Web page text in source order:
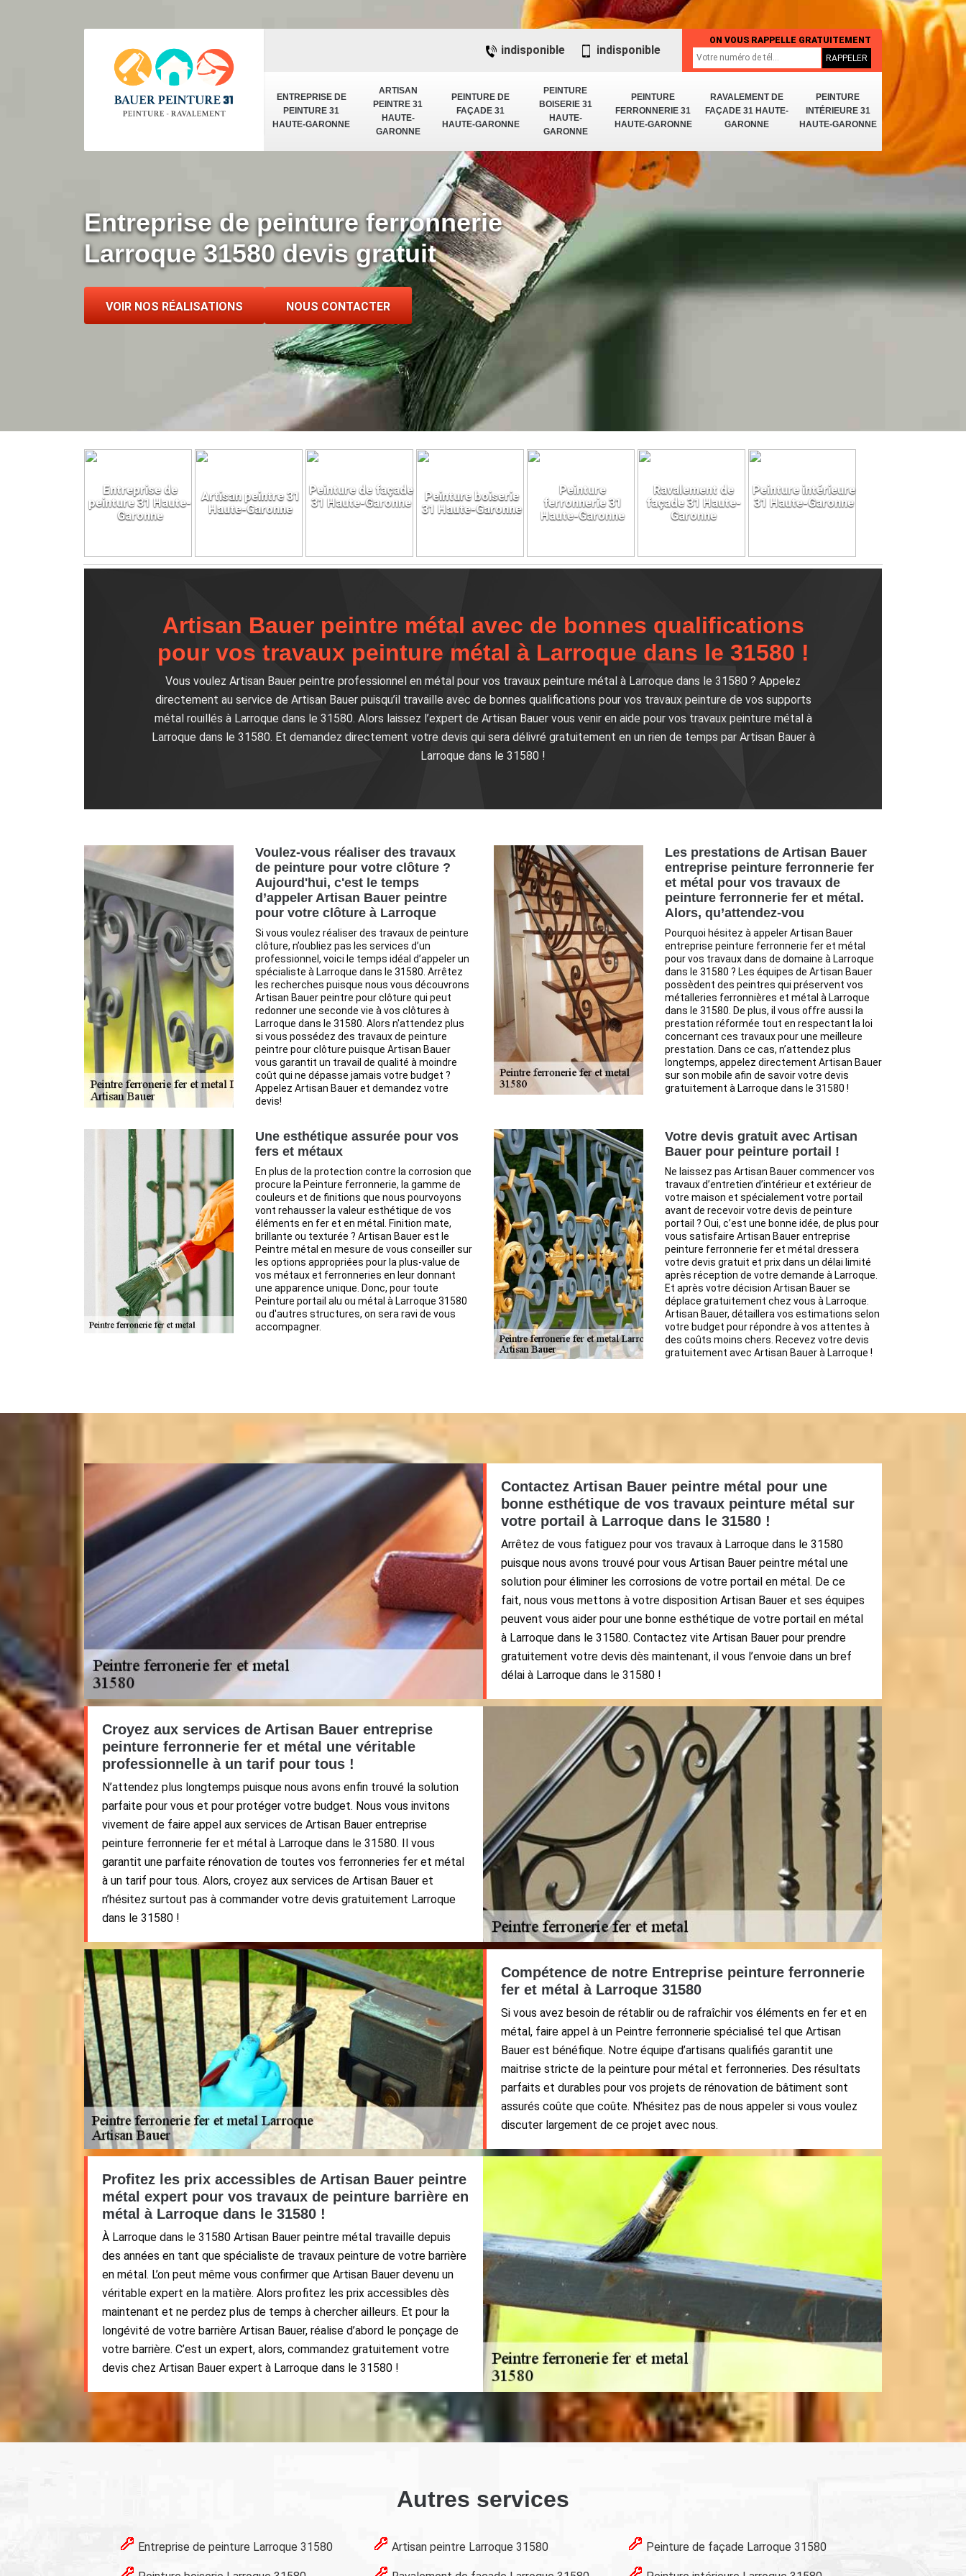
ENTREPRISE DE
PEINTURE 31
HAUTE-GARONNE
ARTISAN
PEINTRE 31
HAUTE-
GARONNE
PEINTURE DE
FAÇADE 31
HAUTE-GARONNE
PEINTURE
BOISERIE 31
HAUTE-
GARONNE
PEINTURE
FERRONNERIE 31
HAUTE-GARONNE
RAVALEMENT DE
FAÇADE 31 HAUTE-
GARONNE
PEINTURE
INTÉRIEURE 31
HAUTE-GARONNE
indisponible indisponible
ON VOUS RAPPELLE GRATUITEMENT
Entreprise de peinture ferronnerie
Larroque 31580 devis gratuit
VOIR NOS RÉALISATIONS NOUS CONTACTER
Entreprise de
peinture 31 Haute-
Garonne
Artisan peintre 31
Haute-Garonne
Peinture de façade
31 Haute-Garonne
Peinture boiserie
31 Haute-Garonne
Peinture
ferronnerie 31
Haute-Garonne
Ravalement de
façade 31 Haute-
Garonne
Peinture intérieure
31 Haute-Garonne
Artisan Bauer peintre métal avec de bonnes qualifications
pour vos travaux peinture métal à Larroque dans le 31580 !
Vous voulez Artisan Bauer peintre professionnel en métal pour vos travaux peinture métal à Larroque dans le 31580 ? Appelez
directement au service de Artisan Bauer puisqu’il travaille avec de bonnes qualifications pour vos travaux peinture de vos supports
métal rouillés à Larroque dans le 31580. Alors laissez l’expert de Artisan Bauer vous venir en aide pour vos travaux peinture métal à
Larroque dans le 31580. Et demandez directement votre devis qui sera délivré gratuitement en un rien de temps par Artisan Bauer à
Larroque dans le 31580 !
Voulez-vous réaliser des travaux
de peinture pour votre clôture ?
Aujourd'hui, c'est le temps
d’appeler Artisan Bauer peintre
pour votre clôture à Larroque
Si vous voulez réaliser des travaux de peinture
clôture, n’oubliez pas les services d’un
professionnel, voici le temps idéal d’appeler un
spécialiste à Larroque dans le 31580. Arrêtez
les recherches puisque nous vous découvrons
Artisan Bauer peintre pour clôture qui peut
redonner une seconde vie à vos clôtures à
Larroque dans le 31580. Alors n'attendez plus
si vous possédez des travaux de peinture
peintre pour clôture puisque Artisan Bauer
vous garantit un travail de qualité à moindre
coût qui ne dépasse jamais votre budget ?
Appelez Artisan Bauer et demandez votre
devis!
Les prestations de Artisan Bauer
entreprise peinture ferronnerie fer
et métal pour vos travaux de
peinture ferronnerie fer et métal.
Alors, qu’attendez-vou
Pourquoi hésitez à appeler Artisan Bauer
entreprise peinture ferronnerie fer et métal
pour vos travaux dans de domaine à Larroque
dans le 31580 ? Les équipes de Artisan Bauer
possèdent des peintres qui préservent vos
métalleries ferronnières et métal à Larroque
dans le 31580. De plus, il vous offre aussi la
prestation réformée tout en respectant la loi
concernant ces travaux pour une meilleure
prestation. Dans ce cas, n’attendez plus
longtemps, appelez directement Artisan Bauer
sur son mobile afin de savoir votre devis
gratuitement à Larroque dans le 31580 !
Une esthétique assurée pour vos
fers et métaux
En plus de la protection contre la corrosion que
procure la Peinture ferronnerie, la gamme de
couleurs et de finitions que nous pourvoyons
vont rehausser la valeur esthétique de vos
éléments en fer et en métal. Finition mate,
brillante ou texturée ? Artisan Bauer est le
Peintre métal en mesure de vous conseiller sur
les options appropriées pour la plus-value de
vos métaux et ferronneries en leur donnant
une apparence unique. Donc, pour toute
Peinture portail alu ou métal à Larroque 31580
ou d'autres structures, on sera ravi de vous
accompagner.
Votre devis gratuit avec Artisan
Bauer pour peinture portail !
Ne laissez pas Artisan Bauer commencer vos
travaux d’entretien d’intérieur et extérieur de
votre maison et spécialement votre portail
avant de recevoir votre devis de peinture
portail ? Oui, c’est une bonne idée, de plus pour
vous satisfaire Artisan Bauer entreprise
peinture ferronnerie fer et métal dressera
votre devis gratuit et prix dans un délai limité
après réception de votre demande à Larroque.
Et après votre décision Artisan Bauer se
déplace gratuitement chez vous à Larroque.
Artisan Bauer, détaillera vos estimations selon
votre budget pour répondre à vos attentes à
des coûts moins chers. Recevez votre devis
gratuitement avec Artisan Bauer à Larroque !
Contactez Artisan Bauer peintre métal pour une
bonne esthétique de vos travaux peinture métal sur
votre portail à Larroque dans le 31580 !
Arrêtez de vous fatiguez pour vos travaux à Larroque dans le 31580
puisque nous avons trouvé pour vous Artisan Bauer peintre métal une
solution pour éliminer les corrosions de votre portail en métal. De ce
fait, nous vous mettons à votre disposition Artisan Bauer et ses équipes
peuvent vous aider pour une bonne esthétique de votre portail en métal
à Larroque dans le 31580. Contactez vite Artisan Bauer pour prendre
gratuitement votre devis dès maintenant, il vous l’envoie dans un bref
délai à Larroque dans le 31580 !
Croyez aux services de Artisan Bauer entreprise
peinture ferronnerie fer et métal une véritable
professionnelle à un tarif pour tous !
N’attendez plus longtemps puisque nous avons enfin trouvé la solution
parfaite pour vous et pour protéger votre budget. Nous vous invitons
vivement de faire appel aux services de Artisan Bauer entreprise
peinture ferronnerie fer et métal à Larroque dans le 31580. Il vous
garantit une parfaite rénovation de toutes vos ferronneries fer et métal
à un tarif pour tous. Alors, croyez aux services de Artisan Bauer et
n’hésitez surtout pas à commander votre devis gratuitement Larroque
dans le 31580 !
Compétence de notre Entreprise peinture ferronnerie
fer et métal à Larroque 31580
Si vous avez besoin de rétablir ou de rafraîchir vos éléments en fer et en
métal, faire appel à un Peintre ferronnerie spécialisé tel que Artisan
Bauer est bénéfique. Notre équipe d’artisans qualifiés garantit une
maitrise stricte de la peinture pour métal et ferronneries. Des résultats
parfaits et durables pour vos projets de rénovation de bâtiment sont
assurés coûte que coûte. N’hésitez pas de nous appeler si vous voulez
discuter largement de ce projet avec nous.
Profitez les prix accessibles de Artisan Bauer peintre
métal expert pour vos travaux de peinture barrière en
métal à Larroque dans le 31580 !
À Larroque dans le 31580 Artisan Bauer peintre métal travaille depuis
des années en tant que spécialiste de travaux peinture de votre barrière
en métal. L’on peut même vous confirmer que Artisan Bauer devenu un
véritable expert en la matière. Alors profitez les prix accessibles dès
maintenant et ne perdez plus de temps à chercher ailleurs. Et pour la
longévité de votre barrière Artisan Bauer, réalise d’abord le ponçage de
votre barrière. C’est un expert, alors, commandez gratuitement votre
devis chez Artisan Bauer expert à Larroque dans le 31580 !
Autres services
Entreprise de peinture Larroque 31580 Artisan peintre Larroque 31580 Peinture de façade Larroque 31580